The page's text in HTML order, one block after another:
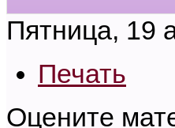
Пятница, 19
Печать
Оцените